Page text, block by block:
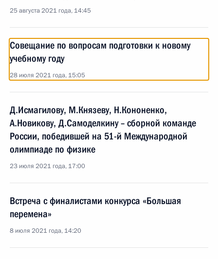
25 августа 2021 года, 14:45
Совещание по вопросам подготовки к новому
учебному году
28 июля 2021 года, 15:05
Д.Исмагилову, М.Князеву, Н.Кононенко,
А.Новикову, Д.Самоделкину – сборной команде
России, победившей на 51-й Международной
олимпиаде по физике
23 июля 2021 года, 17:00
Встреча с финалистами конкурса «Большая
перемена»
8 июля 2021 года, 14:20